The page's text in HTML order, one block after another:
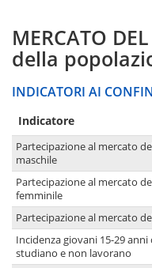
MERCATO
della
INDICATORI AI
Indicatore
Partecipazione al mercato
maschile
Partecipazione al mercato
femminile
Partecipazione al mercato
Incidenza giovani 15-29 anni
studiano e non lavorano